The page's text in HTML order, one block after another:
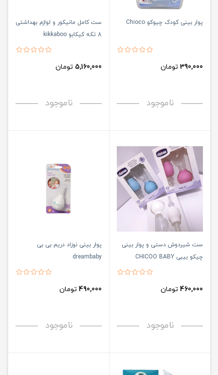
پوار بینی کودک چیوکو Chioco
390,000 تومان
ناموجود
ست کامل مانیکور و لوازم بهداشتی
8 تکه کیکابو kikkaboo
5,160,000 تومان
ناموجود
ست شیردوش دستی و پوار بینی
چیکو بیبی CHICOO BABY
460,000 تومان
ناموجود
پوار بینی نوزاد دریم بی بی
dreambaby
490,000 تومان
ناموجود